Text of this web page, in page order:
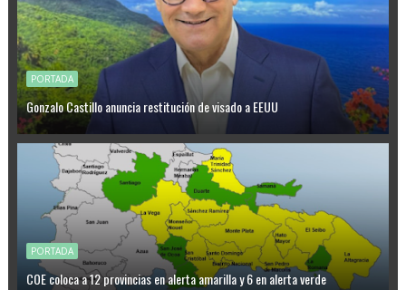
PORTADA
Gonzalo Castillo anuncia restitución de visado a EEUU
PORTADA
COE coloca a 12 provincias en alerta amarilla y 6 en alerta verde